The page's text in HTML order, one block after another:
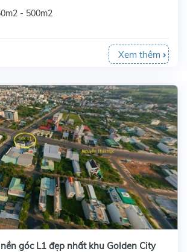
- 500m2
Xem thêm
góc L1 đẹp nhất khu Golden City